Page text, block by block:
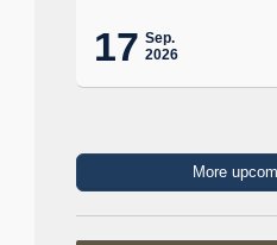
17 Sep.
2026
More